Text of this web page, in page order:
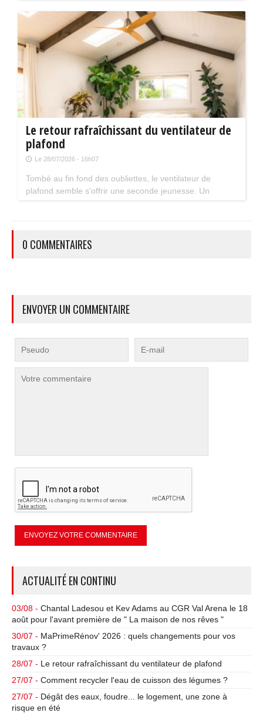
limiter le nombre de chantiers éligibles. Tour d'horizon.
Le retour rafraîchissant du ventilateur de
plafond
Le 28/07/2026 - 16h07
Tombé au fin fond des oubliettes, le ventilateur de
plafond semble s'offrir une seconde jeunesse. Un
0 COMMENTAIRES
ENVOYER UN COMMENTAIRE
ACTUALITÉ EN CONTINU
03/08 - Chantal Ladesou et Kev Adams au CGR Val Arena le 18
août pour l'avant première de " La maison de nos rêves "
30/07 - MaPrimeRénov' 2026 : quels changements pour vos
travaux ?
28/07 - Le retour rafraîchissant du ventilateur de plafond
27/07 - Comment recycler l'eau de cuisson des légumes ?
27/07 - Dégât des eaux, foudre... le logement, une zone à
risque en été